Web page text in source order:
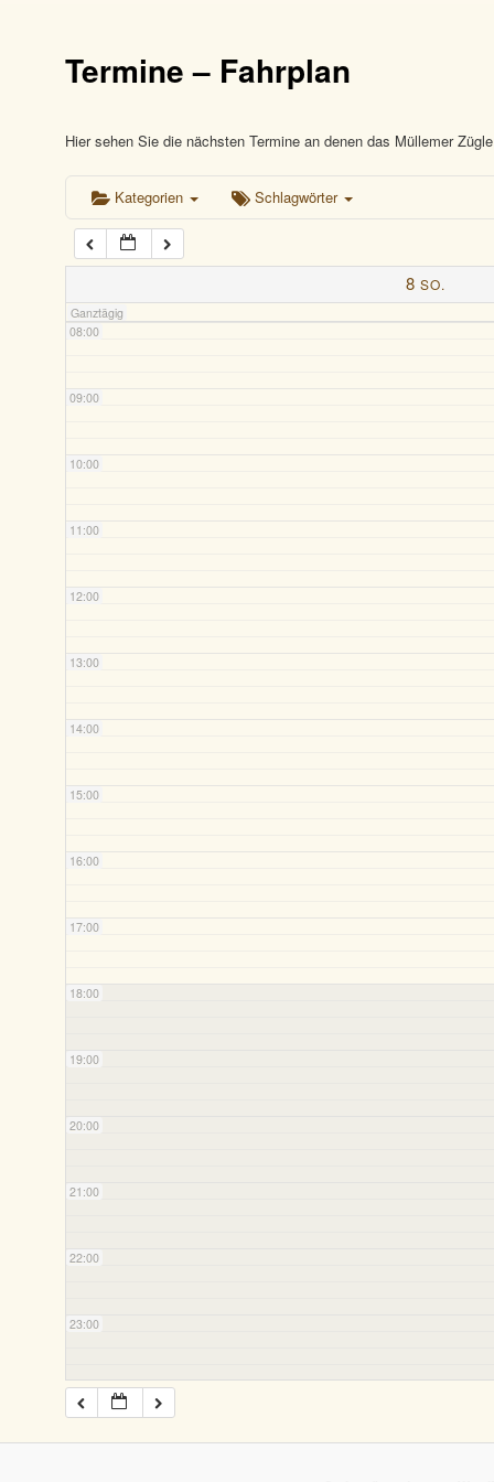
Termine – Fahrplan
Hier sehen Sie die nächsten Termine an denen das Müllemer
Kategorien Schlagwörter
8 SO.
Ganztägig
04:00
05:00
06:00
07:00
08:00
09:00
10:00
11:00
12:00
13:00
14:00
15:00
16:00
17:00
18:00
19:00
20:00
21:00
22:00
23:00